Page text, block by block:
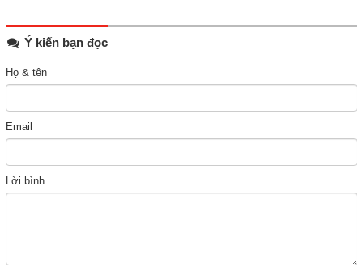
Ý kiến bạn đọc
Họ & tên
Email
Lời bình